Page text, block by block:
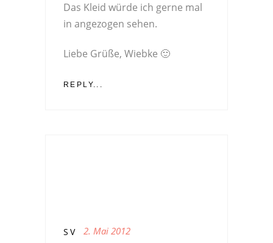
Das Kleid würde ich gerne mal
in angezogen sehen.
Liebe Grüße, Wiebke 🙂
REPLY...
SV 2. Mai 2012